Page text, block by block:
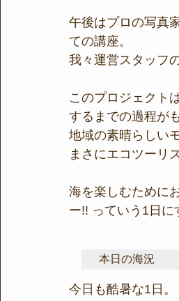
午後はプロの写真
ての講座。
我々運営スタッフ
このプロジェクト
するまでの過程が
地域の素晴らしい
まさにエコツーリ
海を楽しむために
ー!! っていう1日に
本日の海況
今日も酷暑な1日。